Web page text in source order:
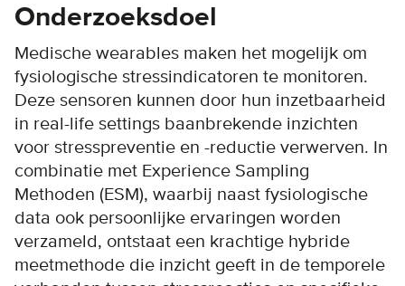
Onderzoeksdoel
Medische wearables maken het mogelijk om
fysiologische stressindicatoren te monitoren.
Deze sensoren kunnen door hun inzetbaarheid
in real-life settings baanbrekende inzichten
voor stresspreventie en -reductie verwerven. In
combinatie met Experience Sampling
Methoden (ESM), waarbij naast fysiologische
data ook persoonlijke ervaringen worden
verzameld, ontstaat een krachtige hybride
meetmethode die inzicht geeft in de temporele